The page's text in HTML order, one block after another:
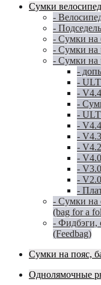
Сумки
-
-
- Сумки на
- Сумки на
- Сумки на
-
-
-
-
-
-
-
-
-
-
-
-
- Сумки на
(bag for a
- Фидбэги,
(Feedbag)
Сумки на пояс,
Однолямочные